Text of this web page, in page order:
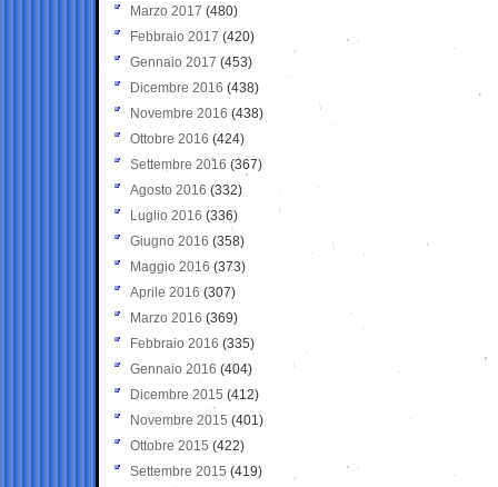
Marzo 2017 (480)
Febbraio 2017 (420)
Gennaio 2017 (453)
Dicembre 2016 (438)
Novembre 2016 (438)
Ottobre 2016 (424)
Settembre 2016 (367)
Agosto 2016 (332)
Luglio 2016 (336)
Giugno 2016 (358)
Maggio 2016 (373)
Aprile 2016 (307)
Marzo 2016 (369)
Febbraio 2016 (335)
Gennaio 2016 (404)
Dicembre 2015 (412)
Novembre 2015 (401)
Ottobre 2015 (422)
Settembre 2015 (419)